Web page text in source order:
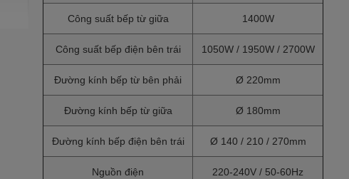
Công suất bếp từ giữa 1400W
Công suất bếp điện bên trái 1050W / 1950W / 2700W
Đường kính bếp từ bên phải Ø 220mm
Đường kính bếp từ giữa Ø 180mm
Đường kính bếp điện bên trái Ø 140 / 210 / 270mm
Nguồn điện 220-240V / 50-60Hz